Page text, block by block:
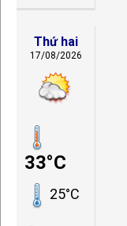
Thứ hai
17/08/2026
33°C
25°C